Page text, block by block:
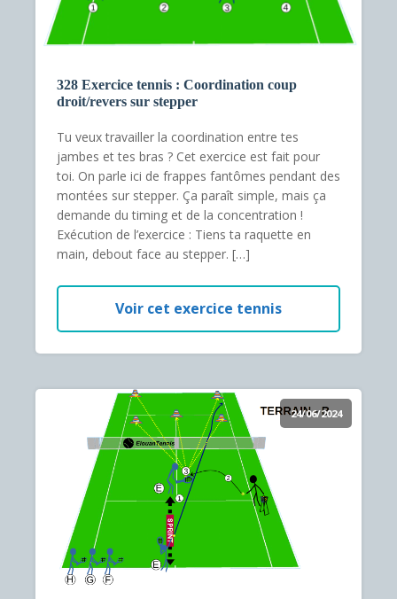
328 Exercice tennis : Coordination coup
droit/revers sur stepper
Tu veux travailler la coordination entre tes
jambes et tes bras ? Cet exercice est fait pour
toi. On parle ici de frappes fantômes pendant des
montées sur stepper. Ça paraît simple, mais ça
demande du timing et de la concentration !
Exécution de l’exercice : Tiens ta raquette en
main, debout face au stepper. […]
Voir cet exercice tennis
24/06/2024